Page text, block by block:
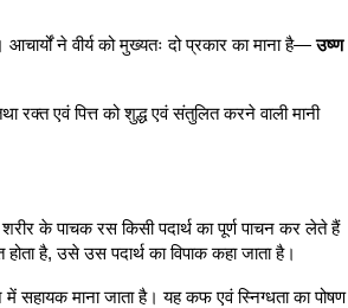
ने वीर्य को मुख्यतः दो प्रकार का माना है—उष्ण
एवं पित्त को शुद्ध एवं संतुलित करने वाली मानी
के पाचक रस किसी पदार्थ का पूर्ण पाचन कर लेते हैं
है, उसे उस पदार्थ का विपाक कहा जाता है।
सहायक माना जाता है। यह कफ एवं स्निग्धता का पोषण